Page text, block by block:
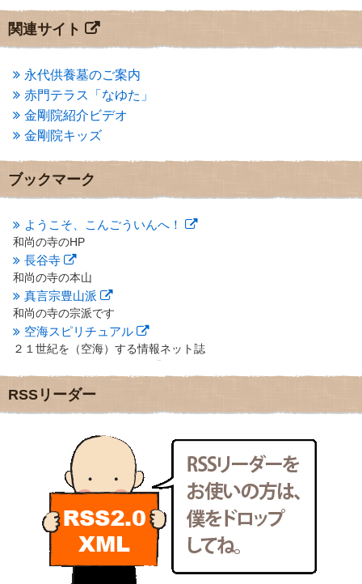
2013年7月
(7)
2013年6月 (6)
2013年5月(13)
2013年4月(1)
2013年3月
(4)
2013年2月(6)
2013年1月(6)
2012年12月(7)
2012年10月(5)
2012年9月
(8)
2012年7月
(10)
2012年6月(14)
2012年5月
2012年4月(16)
2012年3月 (17)
2012年2月(20)
2012年1月(25)
2011年12月(22)
2011年11月(28)
2011年10月(31)
2011年9月(24)
2011年8月(21)
2011年6月(13)
2011年5月
2011年4月
(17)
2011年3月(15)
2011年2月(22)
2011年1月(22)
2010年12月(21)
2010年11月
(14)
関連サイト
永代供養墓のご案内
赤門テラス「なゆた」
金剛院紹介ビデオ
金剛院キッズ
ブックマーク
ようこそ、こんごういんへ！
和尚の寺のHP
長谷寺
和尚の寺の本山
真言宗豊山派
和尚の寺の宗派です
空海スピリチュアル
２１世紀を（空海）する情報ネット誌
地域のライターさんです
小豆島 圓満寺
新聞屋の道具箱
新聞社で使われる用語の解説など
makotoさんの御符内巡礼記
東京の巡礼記です
POLYHEDON
いろいろなことが書いてあるよ
bunchan
あちこち行って！
目白鍼灸院
RSSリーダー